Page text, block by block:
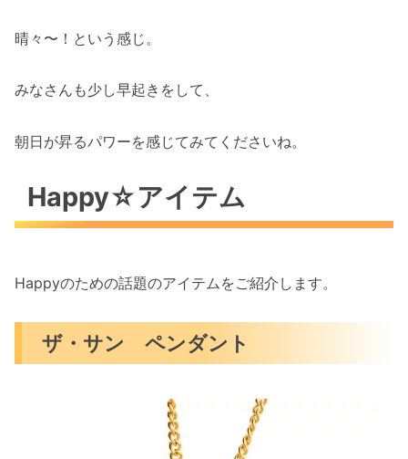
晴々〜！という感じ。
みなさんも少し早起きをして、
朝日が昇るパワーを感じてみてくださいね。
Happy☆アイテム
Happyのための話題のアイテムをご紹介します。
ザ・サン ペンダント